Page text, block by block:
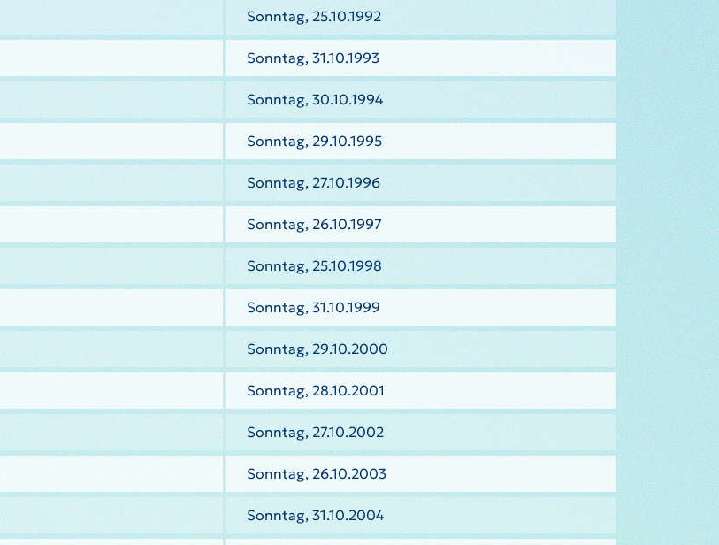
Sonntag, 25.10.1992
Sonntag, 31.10.1993
Sonntag, 30.10.1994
Sonntag, 29.10.1995
Sonntag, 27.10.1996
Sonntag, 26.10.1997
Sonntag, 25.10.1998
Sonntag, 31.10.1999
Sonntag, 29.10.2000
Sonntag, 28.10.2001
Sonntag, 27.10.2002
Sonntag, 26.10.2003
Sonntag, 31.10.2004